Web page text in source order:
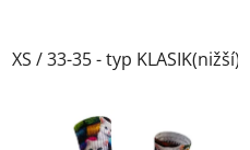
XS / 33-35 - typ KLASIK(nižší)